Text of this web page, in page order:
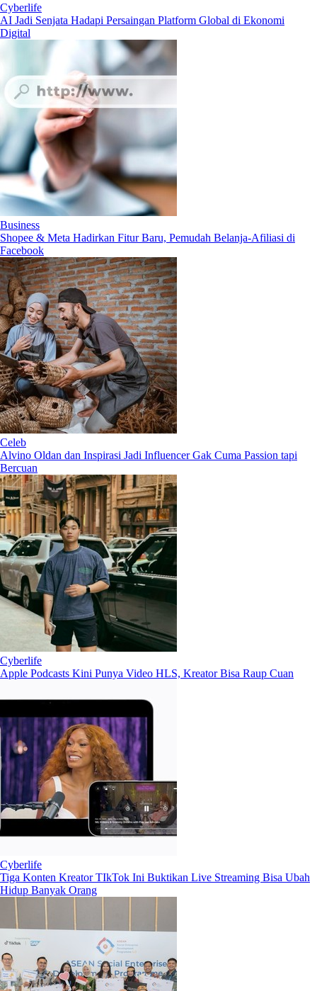
Cyberlife
AI Jadi Senjata Hadapi Persaingan Platform Global di Ekonomi
Digital
Business
Shopee & Meta Hadirkan Fitur Baru, Pemudah Belanja-Afiliasi di
Facebook
Celeb
Alvino Oldan dan Inspirasi Jadi Influencer Gak Cuma Passion tapi
Bercuan
Cyberlife
Apple Podcasts Kini Punya Video HLS, Kreator Bisa Raup Cuan
Cyberlife
Tiga Konten Kreator TIkTok Ini Buktikan Live Streaming Bisa Ubah
Hidup Banyak Orang